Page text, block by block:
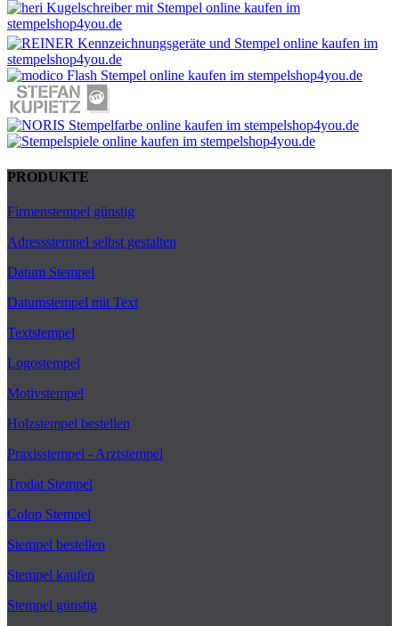
PRODUKTE
Firmenstempel günstig
Adressstempel selbst gestalten
Datum Stempel
Datumstempel mit Text
Textstempel
Logostempel
Motivstempel
Holzstempel bestellen
Praxisstempel - Arztstempel
Trodat Stempel
Colop Stempel
Stempel bestellen
Stempel kaufen
Stempel günstig